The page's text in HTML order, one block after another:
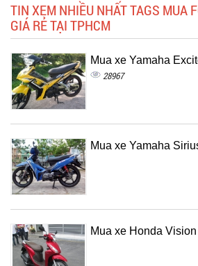
TIN XEM NHIỀU NHẤT TAGS MUA
GIÁ RẺ TẠI TPHCM
Mua xe Yamaha
28967
Mua xe Yamaha
Mua xe Honda